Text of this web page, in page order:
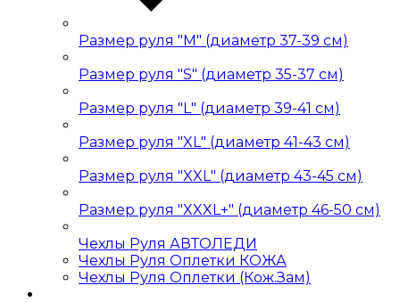
Размер руля "М" (диаметр 37-39 см)
Размер руля "S" (диаметр 35-37 см)
Размер руля "L" (диаметр 39-41 см)
Размер руля "XL" (диаметр 41-43 см)
Размер руля "XXL" (диаметр 43-45 см)
Размер руля "XXXL+" (диаметр 46-50 см)
Чехлы Руля АВТОЛЕДИ
Чехлы Руля Оплетки КОЖА
Чехлы Руля Оплетки (Кож.Зам)